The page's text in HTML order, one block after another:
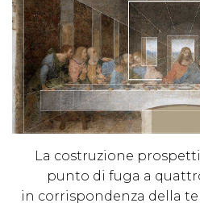
La costruzione
punto di fuga a
in corrispondenza della